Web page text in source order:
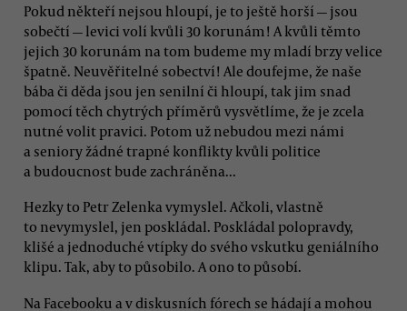
Pokud někteří nejsou hloupí, je to ještě horší — jsou
sobečtí — levici volí kvůli 30 korunám! A kvůli těmto
jejich 30 korunám na tom budeme my mladí brzy velice
špatně. Neuvěřitelné sobectví! Ale doufejme, že naše
bába či děda jsou jen senilní či hloupí, tak jim snad
pomocí těch chytrých příměrů vysvětlíme, že je zcela
nutné volit pravici. Potom už nebudou mezi námi
a seniory žádné trapné konflikty kvůli politice
a budoucnost bude zachráněna...
Hezky to Petr Zelenka vymyslel. Ačkoli, vlastně
to nevymyslel, jen poskládal. Poskládal polopravdy,
klišé a jednoduché vtípky do svého vskutku geniálního
klipu. Tak, aby to působilo. A ono to působí.
Na Facebooku a v diskusních fórech se hádají a mohou